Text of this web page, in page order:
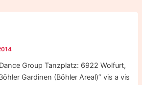
Group Tanzplatz: 6922 Wolfurt,
Gardinen (Böhler Areal)“ vis a vis